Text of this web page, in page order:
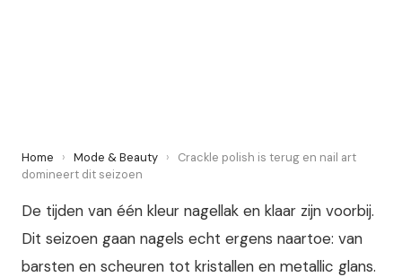
Home › Mode & Beauty ›
Crackle polish is terug en nail art
domineert dit seizoen
De tijden van één kleur nagellak en klaar zijn voorbij.
Dit seizoen gaan nagels echt ergens naartoe: van
barsten en scheuren tot kristallen en metallic glans.